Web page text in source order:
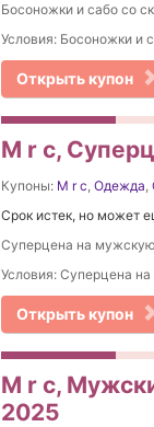
Босоножки и сабо со
Условия: Босоножки и
Открыть купон
M r c,
Купоны: M r c, Одежда,
Срок истек, но может
Суперцена на мужскую
Условия: Суперцена
Открыть купон
M r c,
2025